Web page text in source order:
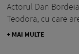
Actorul Dan
Teodora, cu care
+ MAI MULTE